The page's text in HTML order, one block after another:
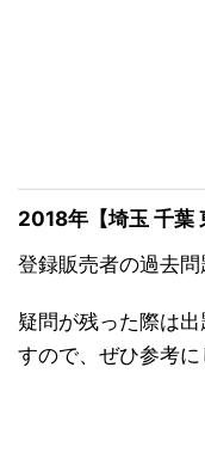
2018年【埼玉 千葉
登録販売者の過去問
疑問が残った際は
すので、ぜひ参考に